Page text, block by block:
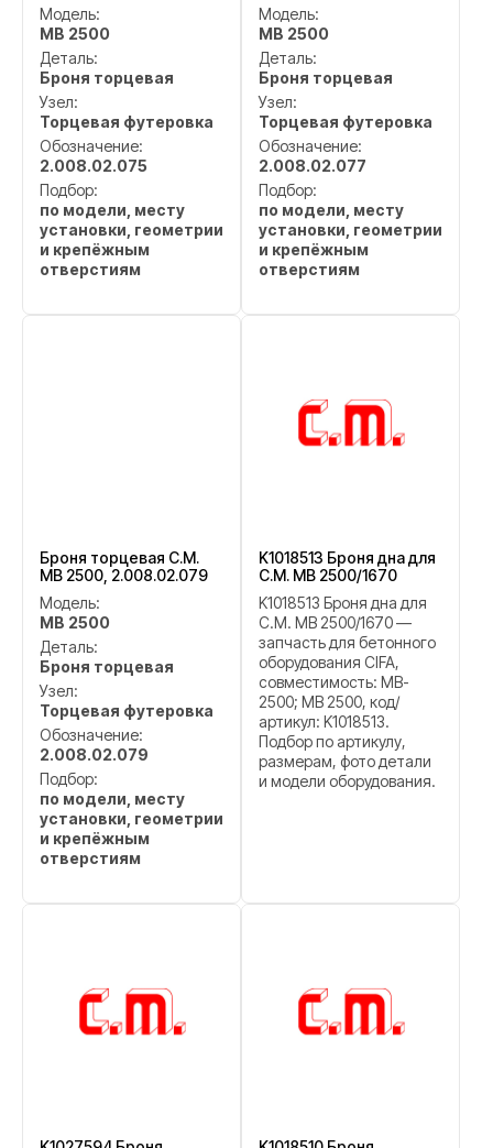
Модель:
MB 2500
Деталь:
Броня торцевая
Узел:
Торцевая футеровка
Обозначение:
2.008.02.075
Подбор:
по модели, месту
установки, геометрии
и крепёжным
отверстиям
Модель:
MB 2500
Деталь:
Броня торцевая
Узел:
Торцевая футеровка
Обозначение:
2.008.02.077
Подбор:
по модели, месту
установки, геометрии
и крепёжным
отверстиям
Броня торцевая C.M.
MB 2500, 2.008.02.079
Модель:
MB 2500
Деталь:
Броня торцевая
Узел:
Торцевая футеровка
Обозначение:
2.008.02.079
Подбор:
по модели, месту
установки, геометрии
и крепёжным
отверстиям
K1018513 Броня дна для
C.M. MB 2500/1670
K1018513 Броня дна для
C.M. MB 2500/1670 —
запчасть для бетонного
оборудования CIFA,
совместимость: MB-
2500; MB 2500, код/
артикул: K1018513.
Подбор по артикулу,
размерам, фото детали
и модели оборудования.